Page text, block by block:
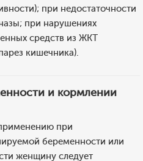
при недостаточности
при нарушениях
средств из ЖКТ
кишечника).
и кормлении
при
беременности или
женщину следует